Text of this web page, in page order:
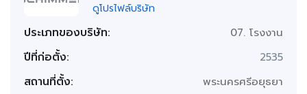
ดูโปรไฟล์บริษัท
ประเภทของบริษัท: 07. โรงงาน
ปีที่ก่อตั้ง: 2535
สถานที่ตั้ง: พระนครศรีอยุธยา